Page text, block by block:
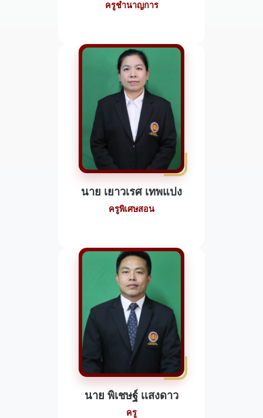
ครูชำนาญการ
นาย เยาวเรศ เทพแปง
ครูพิเศษสอน
นาย พิเชษฐ์ เเสงดาว
ครู